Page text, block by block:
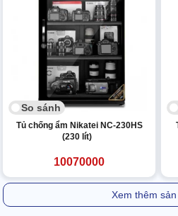
So sánh
Tủ chống ẩm Nikatei NC-230HS
(230 lít)
10070000
Xem thêm